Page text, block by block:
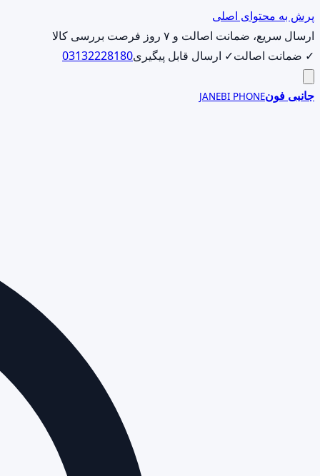
پرش به محتوای اصلی
ارسال سریع، ضمانت اصالت و ۷ روز فرصت بررسی کالا
✓ ضمانت اصالت✓ ارسال قابل پیگیری03132228180
جانبی فونJANEBI PHONE